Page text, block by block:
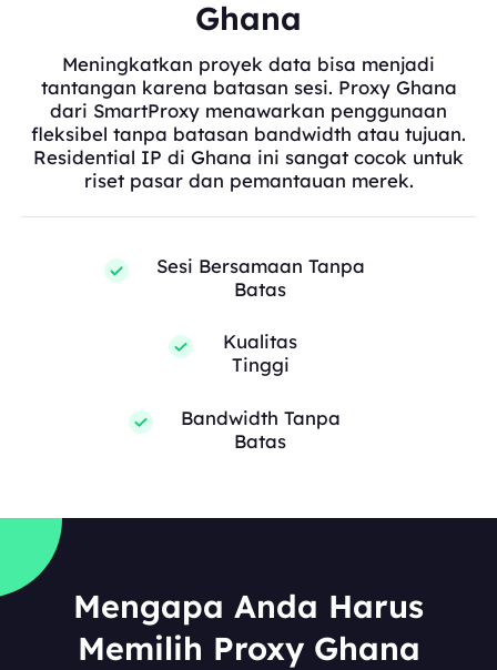
Ghana
Meningkatkan proyek data bisa menjadi
tantangan karena batasan sesi. Proxy Ghana
dari SmartProxy menawarkan penggunaan
fleksibel tanpa batasan bandwidth atau tujuan.
Residential IP di Ghana ini sangat cocok untuk
riset pasar dan pemantauan merek.
Sesi Bersamaan Tanpa
Batas
Kualitas
Tinggi
Bandwidth Tanpa
Batas
Mengapa Anda Harus
Memilih Proxy Ghana